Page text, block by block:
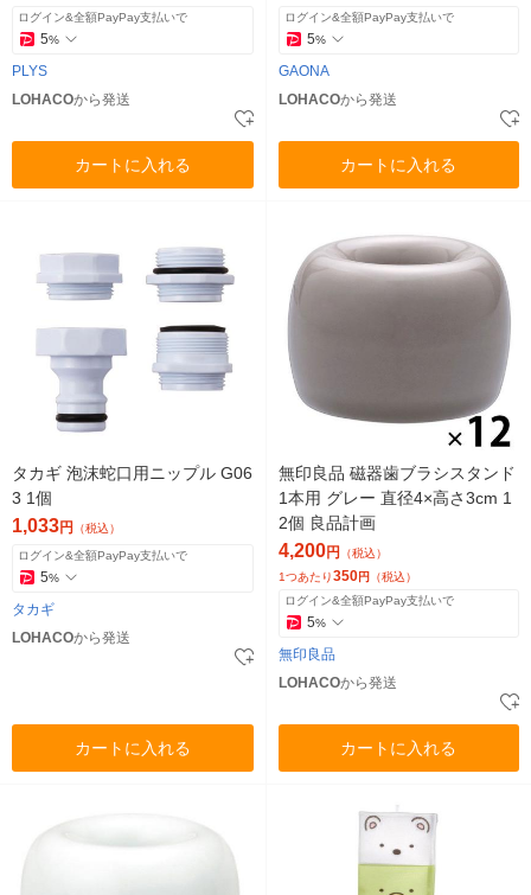
ログイン&全額PayPay支払いで
5%
PLYS
LOHACOから発送
カートに入れる
ログイン&全額PayPay支払いで
5%
GAONA
LOHACOから発送
カートに入れる
タカギ 泡沫蛇口用ニップル G06
3 1個
1,033円 （税込）
ログイン&全額PayPay支払いで
5%
タカギ
LOHACOから発送
カートに入れる
無印良品 磁器歯ブラシスタンド
1本用 グレー 直径4×高さ3cm 1
2個 良品計画
4,200円 （税込）
1つあたり350円 （税込）
ログイン&全額PayPay支払いで
5%
無印良品
LOHACOから発送
カートに入れる